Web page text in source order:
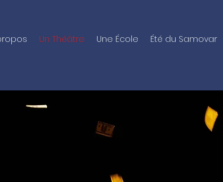
Un Théâtre Une École Été du Samovar